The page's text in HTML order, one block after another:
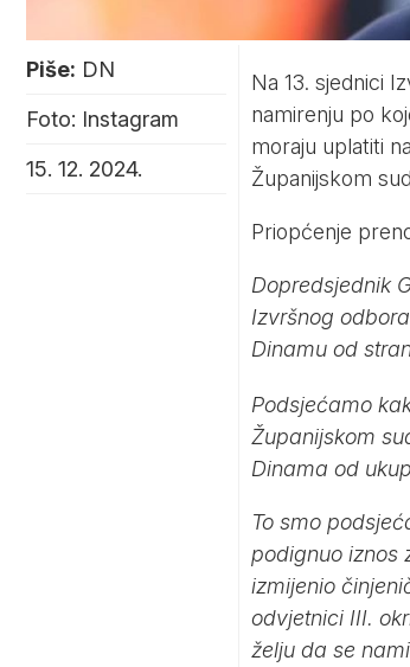
Piše: DN
Foto: Instagram
15. 12. 2024.
Na 13. sjednici
namirenju po
moraju uplatiti
Županijskom
Priopćenje
Dopredsjednik
Izvršnog
Dinamu od
Podsjećamo
Županijskom
Dinama od
To smo
podignuo iznos
izmijenio
odvjetnici III.
želju da se